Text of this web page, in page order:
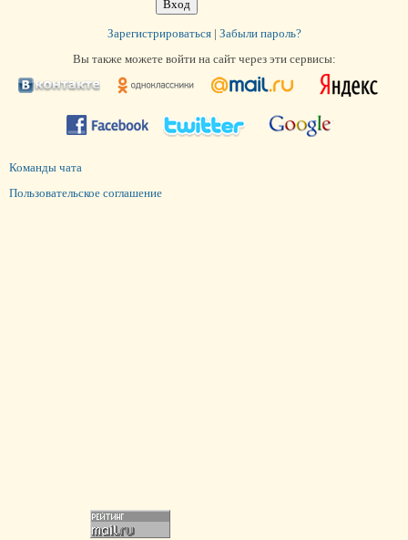
Зарегистрироваться| Забыли пароль?
Вы также можете войти на сайт через эти сервисы:
Команды чата
Пользовательское соглашение